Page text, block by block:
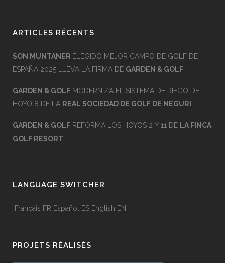
ARTICLES RÉCENTS
SON MUNTANER ELEGIDO MEJOR CAMPO DE GOLF DE
ESPAÑA 2025 LLEVA LA FIRMA DE GARDEN & GOLF
GARDEN & GOLF MODERNIZA EL SISTEMA DE RIEGO DEL
HOYO 8 DE LA REAL SOCIEDAD DE GOLF DE NEGURI
GARDEN & GOLF REFORMA LOS HOYOS 2 Y 11 DE LA FINCA
GOLF RESORT
LANGUAGE SWITCHER
Français FR Español ES English EN
PROJETS RÉALISÉS